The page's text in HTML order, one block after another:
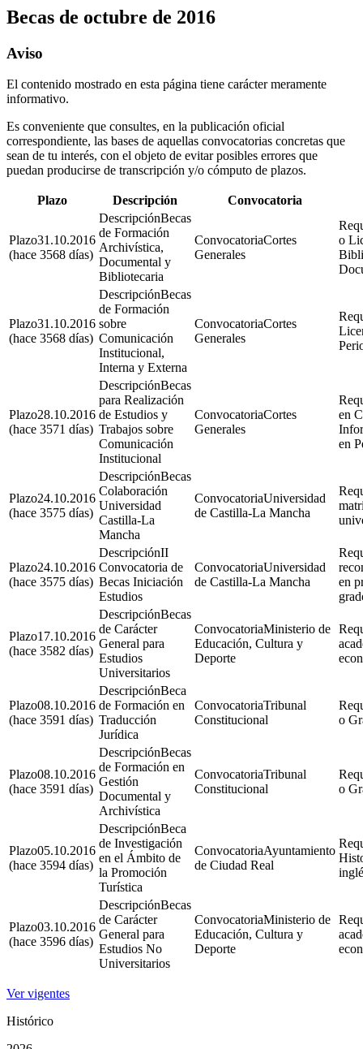
Becas de octubre de 2016
Aviso
El contenido mostrado en esta página tiene carácter meramente
informativo.
Es conveniente que consultes, en la publicación oficial
correspondiente, las bases de aquellas convocatorias concretas que
sean de tu interés, con el objeto de evitar posibles errores que
puedan producirse de transcripción y/o cómputo de plazos.
Plazo Descripción Convocatoria
31.10.2016
(hace 3568 días)
Becas
de Formación
Archivística,
Documental y
Bibliotecaria
Cortes
Generales
o
31.10.2016
(hace 3568 días)
Becas
de Formación
sobre
Comunicación
Institucional,
Interna y Externa
Cortes
Generales
28.10.2016
(hace 3571 días)
Becas
para Realización
de Estudios y
Trabajos sobre
Comunicación
Institucional
Cortes
Generales
en
en
24.10.2016
(hace 3575 días)
Becas
Colaboración
Universidad
Castilla-La
Mancha
Universidad
de Castilla-La Mancha
24.10.2016
(hace 3575 días)
II
Convocatoria de
Becas Iniciación
Estudios
Universidad
de Castilla-La Mancha
en
17.10.2016
(hace 3582 días)
Becas
de Carácter
General para
Estudios
Universitarios
Ministerio de
Educación, Cultura y
Deporte
08.10.2016
(hace 3591 días)
Beca
de Formación en
Traducción
Jurídica
Tribunal
Constitucional
o
08.10.2016
(hace 3591 días)
Becas
de Formación en
Gestión
Documental y
Archivística
Tribunal
Constitucional
o
05.10.2016
(hace 3594 días)
Beca
de Investigación
en el Ámbito de
la Promoción
Turística
Ayuntamiento
de Ciudad Real
03.10.2016
(hace 3596 días)
Becas
de Carácter
General para
Estudios No
Universitarios
Ministerio de
Educación, Cultura y
Deporte
Ver vigentes
Histórico